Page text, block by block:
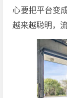
心要把平台变
越来越聪明，